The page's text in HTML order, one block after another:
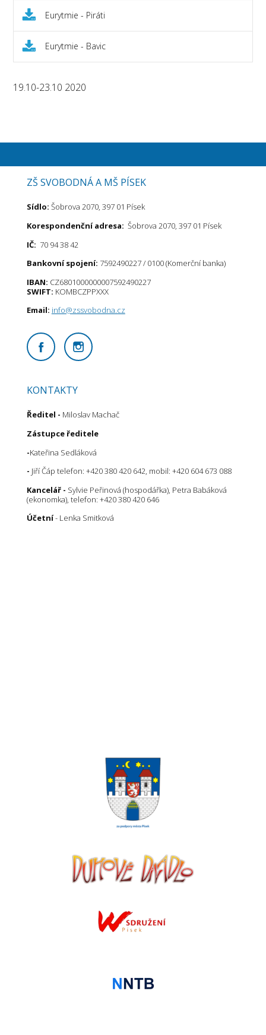
Eurytmie - Piráti
Eurytmie - Bavic
19.10-23.10 2020
ZŠ SVOBODNÁ A MŠ PÍSEK
Sídlo: Šobrova 2070, 397 01 Písek
Korespondenční adresa: Šobrova 2070, 397 01 Písek
IČ: 70 94 38 42
Bankovní spojení: 7592490227 / 0100 (Komerční banka)
IBAN: CZ6801000000007592490227
SWIFT: KOMBCZPPXXX
Email: info@zssvobodna.cz
KONTAKTY
Ředitel - Miloslav Machač
Zástupce ředitele
-Kateřina Sedláková
- Jiří Čáp telefon: +420 380 420 642, mobil: +420 604 673 088
Kancelář - Sylvie Peřinová (hospodářka), Petra Babáková
(ekonomka), telefon: +420 380 420 646
Účetní- Lenka Smitková